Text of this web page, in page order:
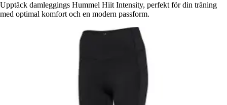
Upptäck damleggings Hummel Hiit Intensity, perfekt för din träning
med optimal komfort och en modern passform.